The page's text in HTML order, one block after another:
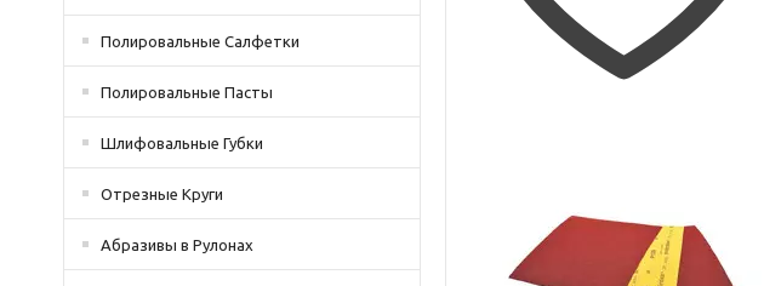
Полировальные Салфетки
Полировальные Пасты
Шлифовальные Губки
Отрезные Круги
Абразивы в Рулонах